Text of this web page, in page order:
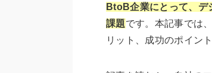
BtoB企業にとって、デ
課題です。本記事では
リット、成功のポイン